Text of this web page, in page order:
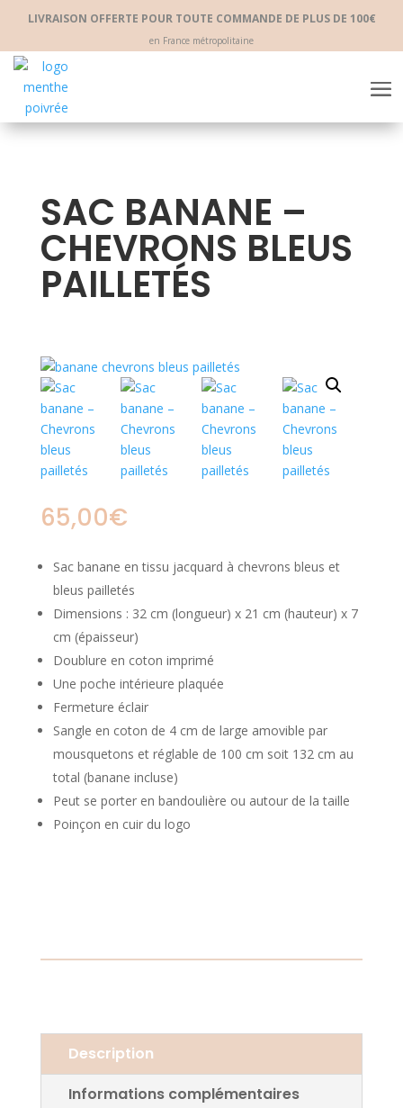
LIVRAISON OFFERTE POUR TOUTE COMMANDE DE PLUS DE 100€
en France métropolitaine
SAC BANANE –
CHEVRONS BLEUS
PAILLETÉS
65,00€
Sac banane en tissu jacquard à chevrons bleus et
bleus pailletés
Dimensions : 32 cm (longueur) x 21 cm (hauteur) x 7
cm (épaisseur)
Doublure en coton imprimé
Une poche intérieure plaquée
Fermeture éclair
Sangle en coton de 4 cm de large amovible par
mousquetons et réglable de 100 cm soit 132 cm au
total (banane incluse)
Peut se porter en bandoulière ou autour de la taille
Poinçon en cuir du logo
Description
Informations complémentaires